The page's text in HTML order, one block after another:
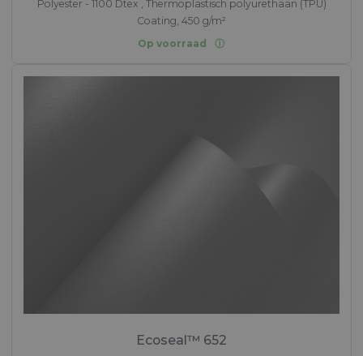
Polyester - 1100 Dtex , Thermoplastisch polyurethaan (TPU)
Coating, 450 g/m²
Op voorraad
Ecoseal™ 652